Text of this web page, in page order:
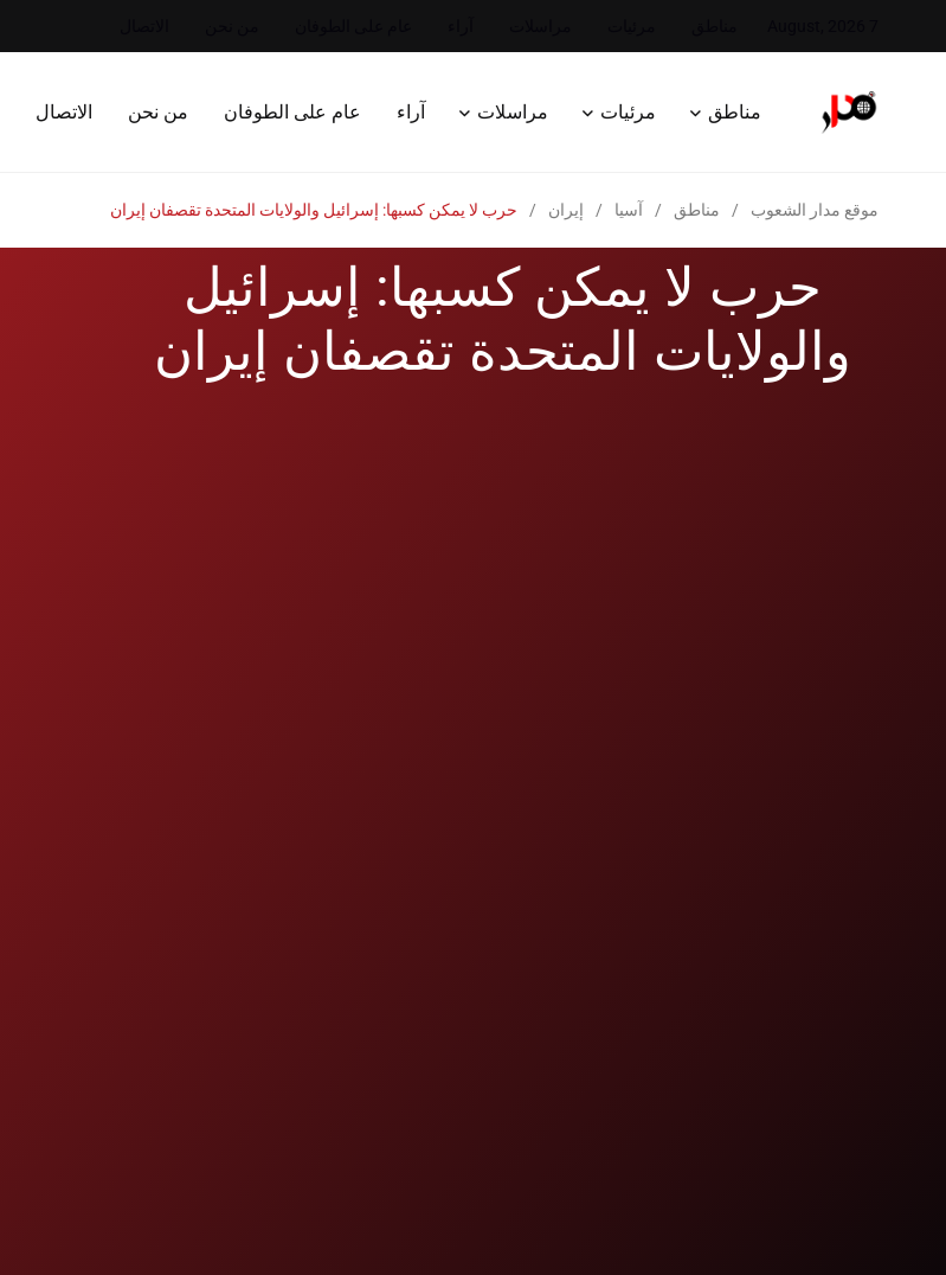
مناطق مرئيات مراسلات آراء عام على الطوفان من نحن الاتصال
موقع مدار الشعوب / مناطق / آسيا / إيران / حرب لا يمكن كسبها: إسرائيل والولايات المتحدة تقصفان إيران
حرب لا يمكن كسبها: إسرائيل
والولايات المتحدة تقصفان إيران